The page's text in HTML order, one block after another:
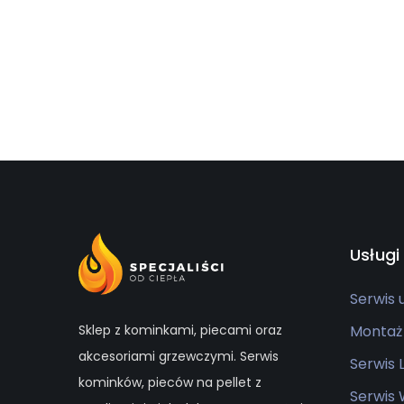
Sklep z kominkami, piecami oraz
akcesoriami grzewczymi. Serwis
kominków, pieców na pellet z
Usługi
Serwis
Serwis
Serwis